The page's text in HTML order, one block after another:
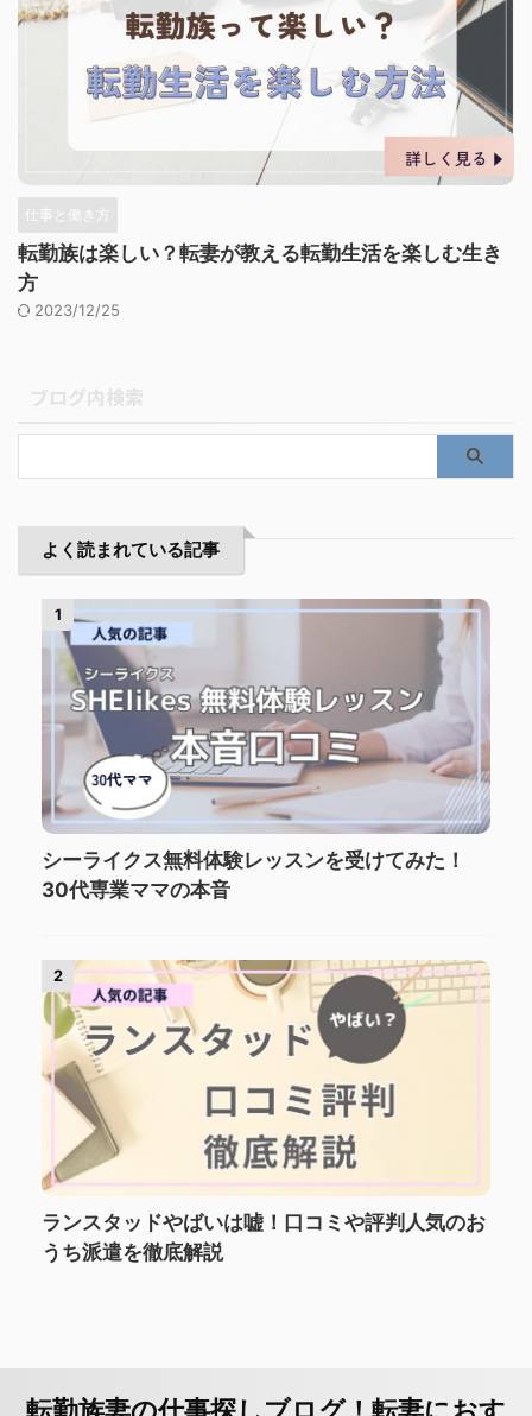
仕事と働き方
転勤族は楽しい？転妻が教える転勤生活を楽しむ生き
方
2023/12/25
よく読まれている記事
1
シーライクス無料体験レッスンを受けてみた！
30代専業ママの本音
2
ランスタッドやばいは嘘！口コミや評判人気のお
うち派遣を徹底解説
転勤族妻の仕事探しブログ！転妻におす